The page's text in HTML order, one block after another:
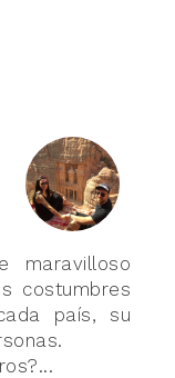
maravilloso
costumbres
país, su